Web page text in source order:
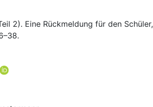
2). Eine Rückmeldung für den Schüler,